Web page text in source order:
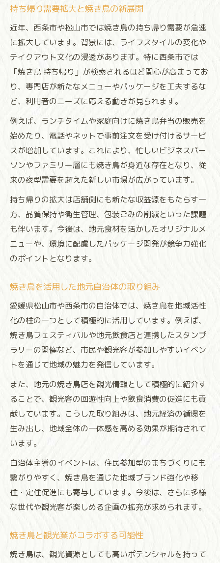
持ち帰り需要拡大と焼き鳥の新展開
近年、西条市や松山市では焼き鳥の持ち帰り需要が急速
に拡大しています。背景には、ライフスタイルの変化や
テイクアウト文化の浸透があります。特に西条市では
「焼き鳥 持ち帰り」が検索されるほど関心が高まってお
り、専門店が新たなメニューやパッケージを工夫するな
ど、利用者のニーズに応える動きが見られます。
例えば、ランチタイムや家庭向けに焼き鳥弁当の販売を
始めたり、電話やネットで事前注文を受け付けるサービ
スが増加しています。これにより、忙しいビジネスパー
ソンやファミリー層にも焼き鳥が身近な存在となり、従
来の夜型需要を超えた新しい市場が広がっています。
持ち帰りの拡大は店舗側にも新たな収益源をもたらす一
方、品質保持や衛生管理、包装ごみの削減といった課題
も伴います。今後は、地元食材を活かしたオリジナルメ
ニューや、環境に配慮したパッケージ開発が競争力強化
のポイントとなります。
焼き鳥を活用した地元自治体の取り組み
愛媛県松山市や西条市の自治体では、焼き鳥を地域活性
化の柱の一つとして積極的に活用しています。例えば、
焼き鳥フェスティバルや地元飲食店と連携したスタンプ
ラリーの開催など、市民や観光客が参加しやすいイベン
トを通じて地域の魅力を発信しています。
また、地元の焼き鳥店を観光情報として積極的に紹介す
ることで、観光客の回遊性向上や飲食消費の促進にも貢
献しています。こうした取り組みは、地元経済の循環を
生み出し、地域全体の一体感を高める効果が期待されて
います。
自治体主導のイベントは、住民参加型のまちづくりにも
繋がりやすく、焼き鳥を通じた地域ブランド強化や移
住・定住促進にも寄与しています。今後は、さらに多様
な世代や観光客が楽しめる企画の拡充が求められます。
焼き鳥と観光業がコラボする可能性
焼き鳥は、観光資源としても高いポテンシャルを持って